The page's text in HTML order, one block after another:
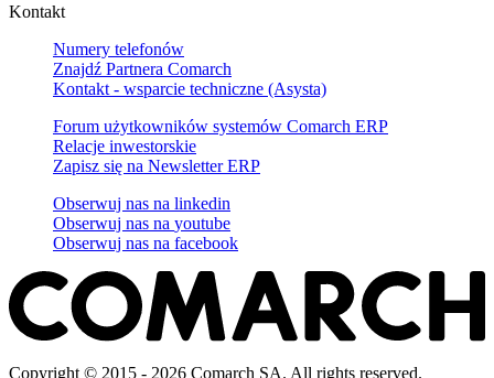
Kontakt
Numery telefonów
Znajdź Partnera Comarch
Kontakt - wsparcie techniczne (Asysta)
Forum użytkowników systemów Comarch ERP
Relacje inwestorskie
Zapisz się na Newsletter ERP
Obserwuj nas na linkedin
Obserwuj nas na youtube
Obserwuj nas na facebook
Copyright © 2015 - 2026 Comarch SA. All rights reserved.